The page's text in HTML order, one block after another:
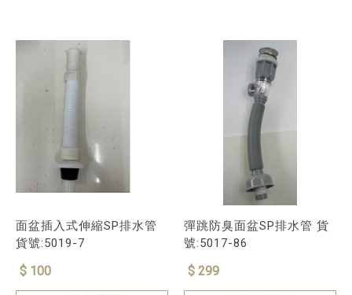
面盆插入式伸縮SP排水管
貨號:5019-7
$ 100
彈跳防臭面盆SP排水管 貨
號:5017-86
$ 299